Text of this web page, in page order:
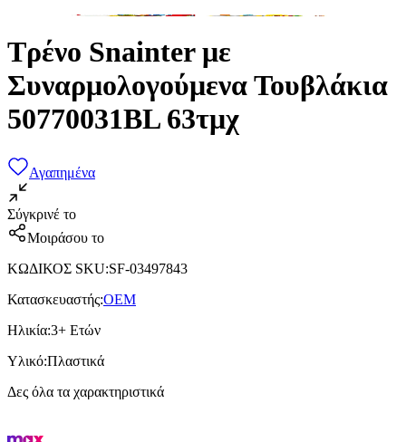
Τρένο Snainter με
Συναρμολογούμενα Τουβλάκια
50770031BL 63τμχ
Αγαπημένα
Σύγκρινέ το
Μοιράσου το
ΚΩΔΙΚΟΣ SKU:SF-03497843
Κατασκευαστής:OEM
Ηλικία:3+ Ετών
Υλικό:Πλαστικά
Δες όλα τα χαρακτηριστικά